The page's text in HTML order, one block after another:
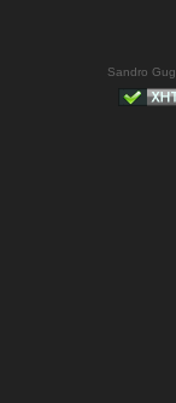
Sandro